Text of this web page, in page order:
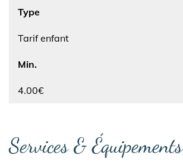
Type
Tarif enfant
Min.
4.00€
Services & Équipements